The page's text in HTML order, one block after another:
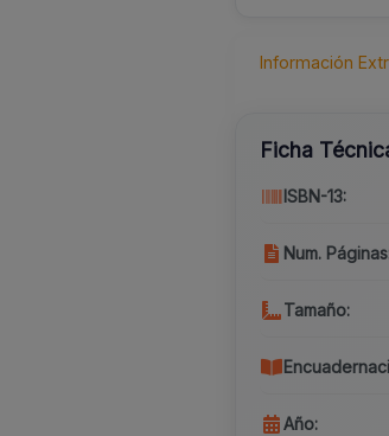
Información
Ficha
ISBN-13:
Num.
Tamaño:
Año: